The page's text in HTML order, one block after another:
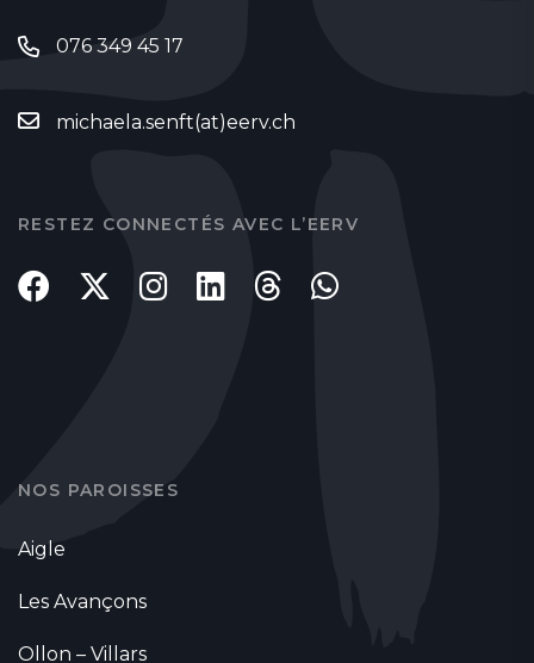
076 349 45 17
michaela.senft(at)eerv.ch
RESTEZ CONNECTÉS AVEC L’EERV
NOS PAROISSES
Aigle
Les Avançons
Ollon – Villars